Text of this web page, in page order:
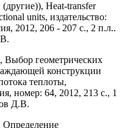
Heat-transfer
units, издательство:
2012, 206 - 207 с., 2 п.л..
Выбор геометрических
конструкции
теплоты,
номер: 64, 2012, 213 с., 1
Д.В.
Определение